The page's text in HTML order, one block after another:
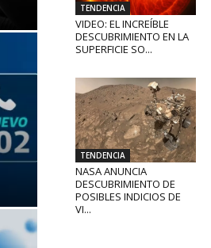
TENDENCIA
VIDEO: EL INCREÍBLE
DESCUBRIMIENTO EN LA
SUPERFICIE SO...
TENDENCIA
NASA ANUNCIA
DESCUBRIMIENTO DE
POSIBLES INDICIOS DE
VI...